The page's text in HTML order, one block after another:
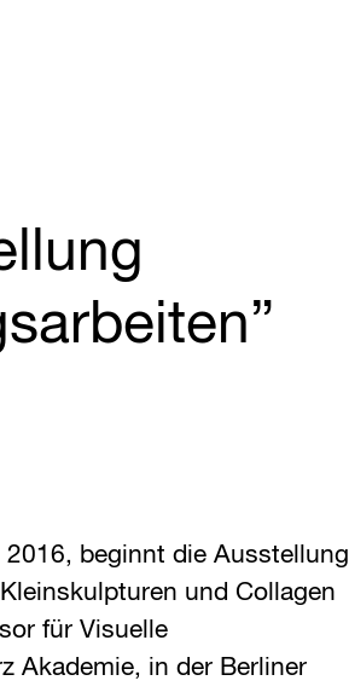
beginnt die Ausstellung
und Collagen
für Visuelle
Akademie, in der Berliner